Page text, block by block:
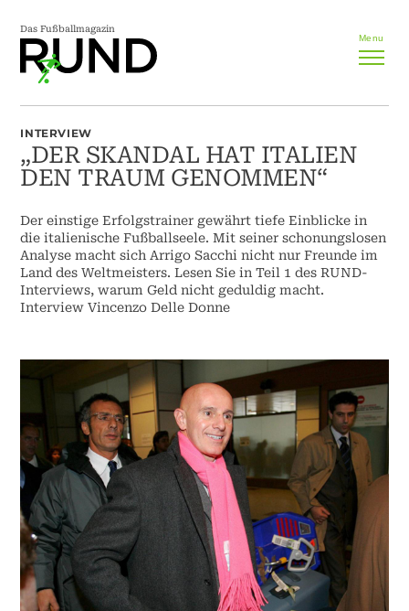
Das Fußballmagazin
Menu
INTERVIEW
„DER SKANDAL HAT ITALIEN
DEN TRAUM GENOMMEN“
Der einstige Erfolgstrainer gewährt tiefe Einblicke in
die italienische Fußballseele. Mit seiner schonungslosen
Analyse macht sich Arrigo Sacchi nicht nur Freunde im
Land des Weltmeisters. Lesen Sie in Teil 1 des RUND-
Interviews, warum Geld nicht geduldig macht.
Interview Vincenzo Delle Donne